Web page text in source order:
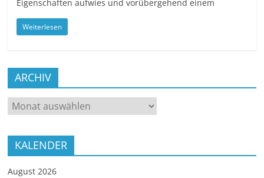
Eigenschaften aufwies und vorübergehend einem
Weiterlesen
ARCHIV
ARCHIV
KALENDER
August 2026